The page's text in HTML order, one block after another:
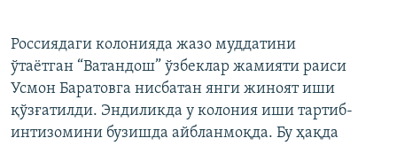
Россиядаги колонияда жазо муддатини
ўтаётган “Ватандош” ўзбеклар жамияти раиси
Усмон Баратовга нисбатан янги жиноят иши
қўзғатилди. Эндиликда у колония иши тартиб-
интизомини бузишда айбланмоқда. Бу ҳақда